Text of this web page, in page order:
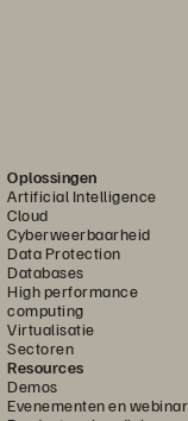
Oplossingen
Artificial Intelligence
Cloud
Cyberweerbaarheid
Data Protection
Databases
High performance
computing
Virtualisatie
Sectoren
Resources
Demos
Evenementen en